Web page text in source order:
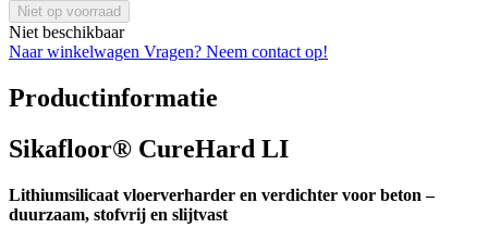
Niet op voorraad
Niet beschikbaar
Naar winkelwagen Vragen? Neem contact op!
Productinformatie
Sikafloor® CureHard LI
Lithiumsilicaat vloerverharder en verdichter voor beton –
duurzaam, stofvrij en slijtvast